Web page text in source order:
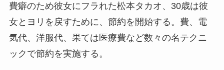
費癖のため彼女にフラれた松本タカオ、30歳は彼
女とヨリを戻すために、節約を開始する。費、電
気代、洋服代、果ては医療費など数々の名テクニ
ックで節約を実施する。